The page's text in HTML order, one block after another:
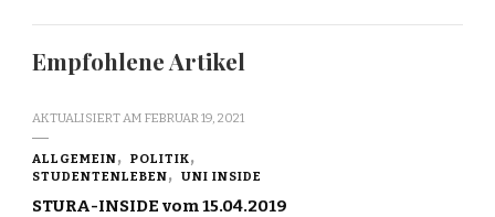
Empfohlene Artikel
AKTUALISIERT AM FEBRUAR 19, 2021
ALLGEMEIN
POLITIK
STUDENTENLEBEN
UNI INSIDE
STURA-INSIDE vom 15.04.2019